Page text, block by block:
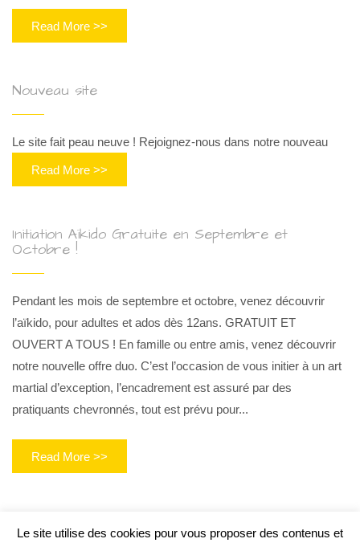
Read More >>
Nouveau site
Le site fait peau neuve ! Rejoignez-nous dans notre nouveau
Read More >>
Initiation Aïkido Gratuite en Septembre et
Octobre !
Pendant les mois de septembre et octobre, venez découvrir
l’aïkido, pour adultes et ados dès 12ans. GRATUIT ET
OUVERT A TOUS ! En famille ou entre amis, venez découvrir
notre nouvelle offre duo. C’est l’occasion de vous initier à un art
martial d’exception, l’encadrement est assuré par des
pratiquants chevronnés, tout est prévu pour...
Read More >>
Le site utilise des cookies pour vous proposer des contenus et